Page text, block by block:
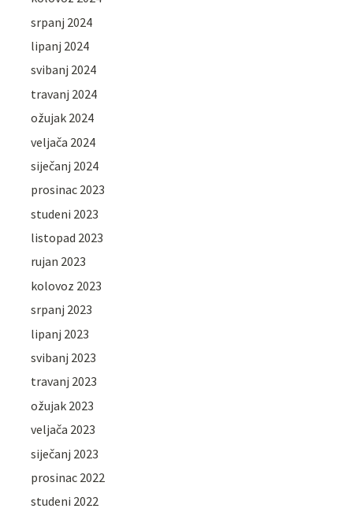
srpanj 2024
lipanj 2024
svibanj 2024
travanj 2024
ožujak 2024
veljača 2024
siječanj 2024
prosinac 2023
studeni 2023
listopad 2023
rujan 2023
kolovoz 2023
srpanj 2023
lipanj 2023
svibanj 2023
travanj 2023
ožujak 2023
veljača 2023
siječanj 2023
prosinac 2022
studeni 2022